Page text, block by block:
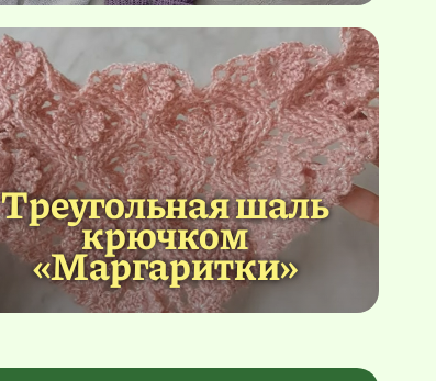
Треугольная шаль
крючком
«Маргаритки»